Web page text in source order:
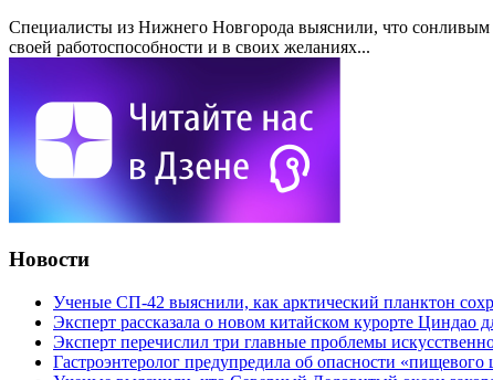
Специалисты из Нижнего Новгорода выяснили, что
своей работоспособности и в своих желаниях...
Новости
Ученые СП-42 выяснили, как арктический планктон
Эксперт рассказала о новом китайском курорте Циндао
Эксперт перечислил три главные проблемы
Гастроэнтеролог предупредила об опасности